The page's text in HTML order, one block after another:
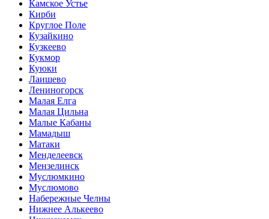
Камское Устье
Кирби
Круглое Поле
Кузайкино
Кузкеево
Кукмор
Куюки
Лаишево
Лениногорск
Малая Елга
Малая Цильна
Малые Кабаны
Мамадыш
Матаки
Менделеевск
Мензелинск
Муслюмкино
Муслюмово
Набережные Челны
Нижнее Алькеево